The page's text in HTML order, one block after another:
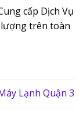
cấp Dịch Vụ
lượng trên toàn
Lạnh Quận 3